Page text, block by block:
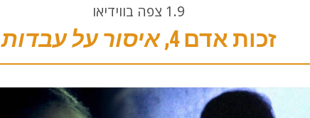
1.9 צפה בווידיאו
זכות אדם 4, איסור על עבדות